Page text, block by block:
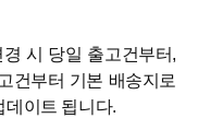
시 당일 출고건부터,
건부터 기본 배송지로
데이트 됩니다.